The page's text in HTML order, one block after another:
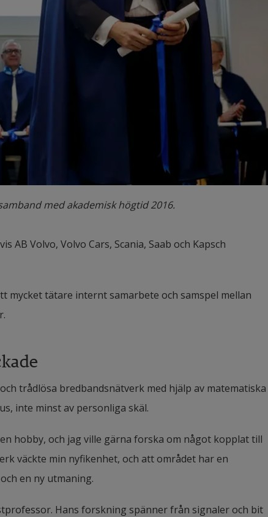
med akademisk högtid 2016.
AB Volvo, Volvo Cars, Scania, Saab och Kapsch
mycket tätare internt samarbete och samspel mellan
trådlösa bredbandsnätverk med hjälp av matematiska
inte minst av personliga skäl.
hobby, och jag ville gärna forska om något kopplat till
väckte min nyfi­kenhet, och att området har en
en ny utmaning.
Hans forskning spänner från signaler och bit